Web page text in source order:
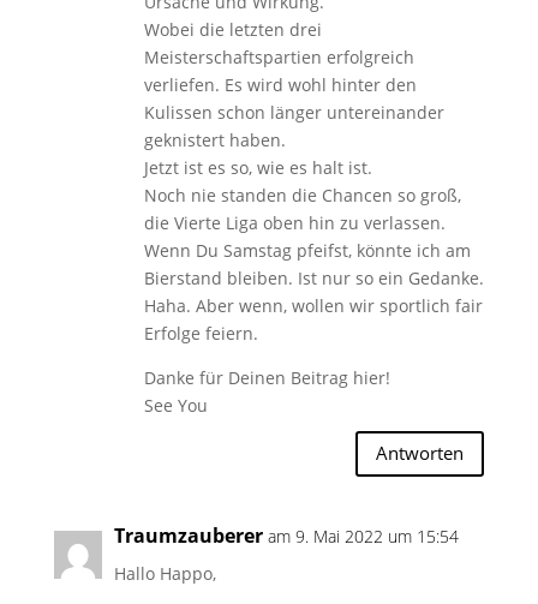
Wobei die letzten drei
Meisterschaftspartien erfolgreich
verliefen. Es wird wohl hinter den
Kulissen schon länger untereinander
geknistert haben.
Jetzt ist es so, wie es halt ist.
Noch nie standen die Chancen so groß,
die Vierte Liga oben hin zu verlassen.
Wenn Du Samstag pfeifst, könnte ich am
Bierstand bleiben. Ist nur so ein Gedanke.
Haha. Aber wenn, wollen wir sportlich fair
Erfolge feiern.
Danke für Deinen Beitrag hier!
See You
Antworten
Traumzauberer am 9. Mai 2022 um 15:54
Hallo Happo,